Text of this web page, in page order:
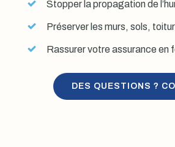
Stopper la propagation de
Préserver les murs, sols,
Rassurer votre assurance en
DES QUESTIONS ?